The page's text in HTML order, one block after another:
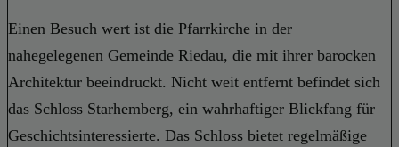
Einen Besuch wert ist die Pfarrkirche in der
nahegelegenen Gemeinde Riedau, die mit ihrer barocken
Architektur beeindruckt. Nicht weit entfernt befindet sich
das Schloss Starhemberg, ein wahrhaftiger Blickfang für
Geschichtsinteressierte. Das Schloss bietet regelmäßige